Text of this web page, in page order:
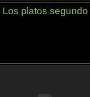
Los platos segundo